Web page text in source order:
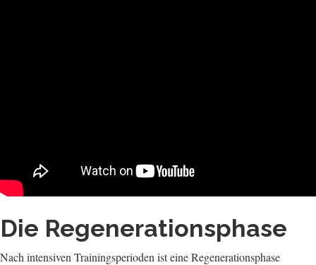
Die Regenerationsphase
Nach intensiven Trainingsperioden ist eine Regenerationsphase